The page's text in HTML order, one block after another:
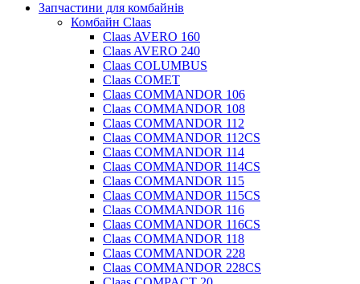
Запчастини для комбайнів
Комбайн Claas
Claas AVERO 160
Claas AVERO 240
Claas COLUMBUS
Claas COMET
Claas COMMANDOR 106
Claas COMMANDOR 108
Claas COMMANDOR 112
Claas COMMANDOR 112CS
Claas COMMANDOR 114
Claas COMMANDOR 114CS
Claas COMMANDOR 115
Claas COMMANDOR 115CS
Claas COMMANDOR 116
Claas COMMANDOR 116CS
Claas COMMANDOR 118
Claas COMMANDOR 228
Claas COMMANDOR 228CS